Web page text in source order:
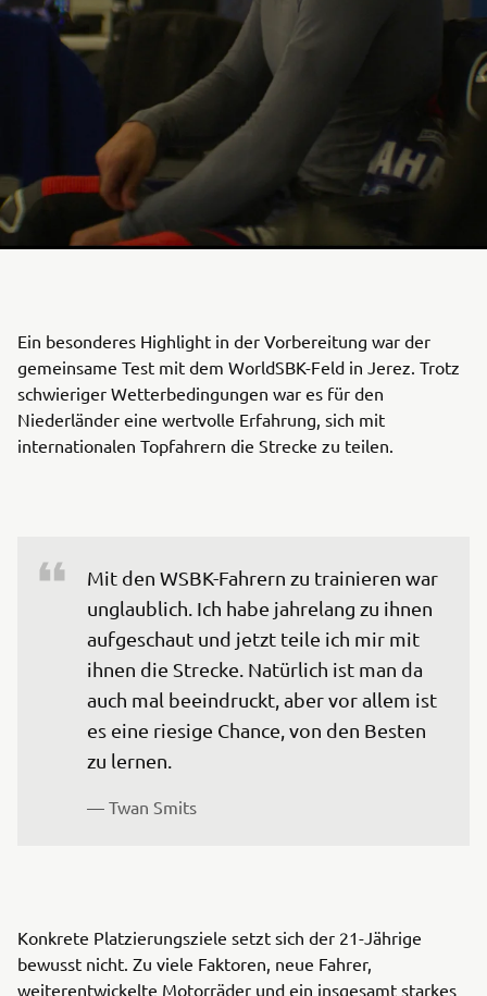
Ein besonderes Highlight in der Vorbereitung war der
gemeinsame Test mit dem WorldSBK-Feld in Jerez. Trotz
schwieriger Wetterbedingungen war es für den
Niederländer eine wertvolle Erfahrung, sich mit
internationalen Topfahrern die Strecke zu teilen.
Mit den WSBK-Fahrern zu trainieren war
unglaublich. Ich habe jahrelang zu ihnen
aufgeschaut und jetzt teile ich mir mit
ihnen die Strecke. Natürlich ist man da
auch mal beeindruckt, aber vor allem ist
es eine riesige Chance, von den Besten
zu lernen.
— Twan Smits
Konkrete Platzierungsziele setzt sich der 21-Jährige
bewusst nicht. Zu viele Faktoren, neue Fahrer,
weiterentwickelte Motorräder und ein insgesamt starkes